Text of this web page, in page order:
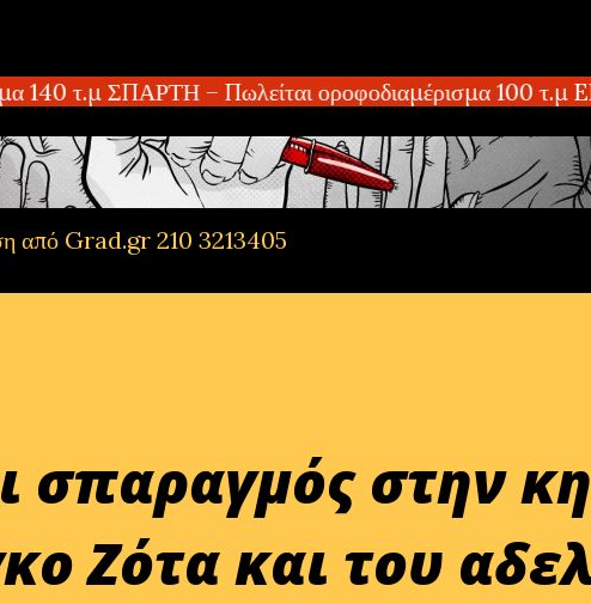
ΣΠΑΡΤΗ – Πωλείται οροφοδιαμέρισμα 100 τ.μ
από Grad.gr 210 3213405
σπαραγμός στην
Ζότα και του